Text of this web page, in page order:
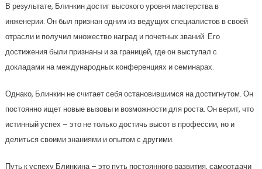
В результате, Блинкин достиг высокого уровня мастерства в
инженерии. Он был признан одним из ведущих специалистов в своей
отрасли и получил множество наград и почетных званий. Его
достижения были признаны и за границей, где он выступал с
докладами на международных конференциях и семинарах.
Однако, Блинкин не считает себя остановившимся на достигнутом. Он
постоянно ищет новые вызовы и возможности для роста. Он верит, что
истинный успех – это не только достичь высот в профессии, но и
делиться своими знаниями и опытом с другими.
Путь к успеху Блинкина – это путь постоянного развития, самоотдачи